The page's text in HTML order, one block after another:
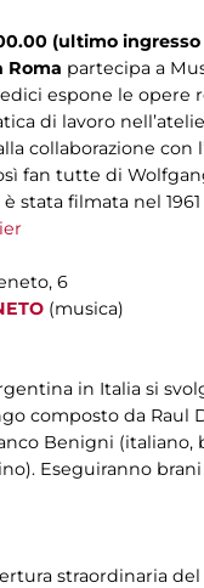
(ultimo ingresso
Roma partecipa a
espone le
di lavoro
collaborazione
fan tutte di
stata filmata nel
6
(musica)
in Italia si
composto da Raul
Benigni
Eseguiranno
straordinaria